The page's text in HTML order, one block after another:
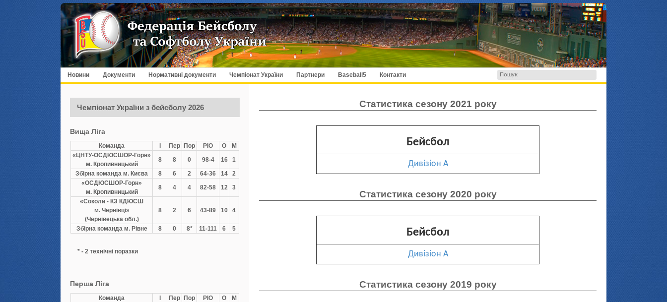
Новини Документи Нормативні документи Чемпіонат України Партнери Baseball5 Контакти
Чемпіонат України з бейсболу 2026
Вища Ліга
Команда Пер Пор РІО О
М
«ЦНТУ-ОСДЮСШОР-Горн»
м. Кропивницький
8 8 0 98-4 16
1
Збірна команда м. Києва
8 6 2 64-36 14
2
«ОСДЮСШОР-Горн»
м. Кропивницький
8 4 4 82-58 12
3
«Соколи - КЗ КДЮСШ
м. Чернівці»
(Чернівецька обл.)
8 2 6 43-89 10 4
Збірна команда м. Рівне 8 0 8* 11-111 6 5
* - 2 технічні поразки
Перша Ліга
Команда Пер Пор РІО О
М
Статистика сезону 2021 року
Бейсбол
Дивізіон А
Статистика сезону 2020 року
Бейсбол
Дивізіон А
Статистика сезону 2019 року